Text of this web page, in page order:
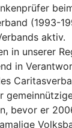
(1993-
aktiv.
in unserer
in
bevor er